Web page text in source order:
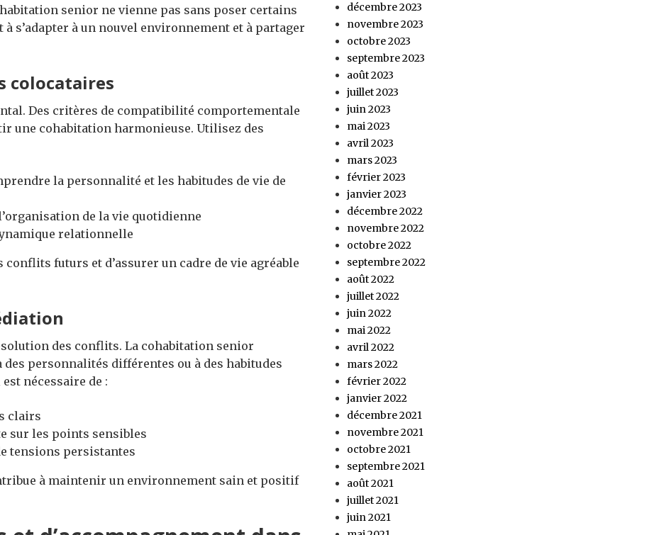
senior ne vienne pas sans poser certains
s’adapter à un nouvel environnement et à partager
colocataires
Des critères de compatibilité comportementale
une cohabitation harmonieuse. Utilisez des
la personnalité et les habitudes de vie de
de la vie quotidienne
relationnelle
futurs et d’assurer un cadre de vie agréable
des conflits. La cohabitation senior
personnalités différentes ou à des habitudes
nécessaire de :
clairs
sur les points sensibles
tensions persistantes
à maintenir un environnement sain et positif
décembre 2023
novembre 2023
octobre 2023
septembre 2023
août 2023
juillet 2023
juin 2023
mai 2023
avril 2023
mars 2023
février 2023
janvier 2023
décembre 2022
novembre 2022
octobre 2022
septembre 2022
août 2022
juillet 2022
juin 2022
mai 2022
avril 2022
mars 2022
février 2022
janvier 2022
décembre 2021
novembre 2021
octobre 2021
septembre 2021
août 2021
juillet 2021
juin 2021